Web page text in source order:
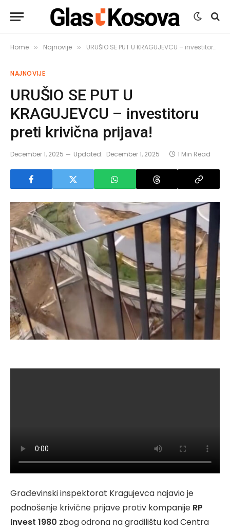
Home » Najnovije » URUŠIO SE PUT U KRAGUJEVCU – investitoru preti krivična prijava!
NAJNOVIJE
URUŠIO SE PUT U
KRAGUJEVCU – investitoru
preti krivična prijava!
December 1, 2025 Updated: December 1, 2025 1 Min Read
Građevinski inspektorat Kragujevca najavio je
podnošenje krivične prijave protiv kompanije RP
Invest 1980 zbog odrona na gradilištu kod Centra